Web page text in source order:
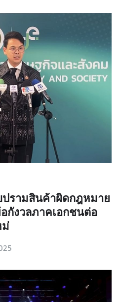
รามสินค้าผิดกฎหมาย
กังวลภาคเอกชนต่อ
ม่